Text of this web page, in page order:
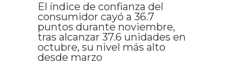
El índice de confianza del
consumidor cayó a 36.7
puntos durante noviembre,
tras alcanzar 37.6 unidades en
octubre, su nivel más alto
desde marzo